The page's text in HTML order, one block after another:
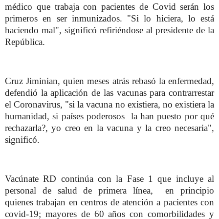
médico que trabaja con pacientes de Covid serán los
primeros en ser inmunizados. "Si lo hiciera, lo está
haciendo mal", significó refiriéndose al presidente de la
República.
Cruz Jiminian, quien meses atrás rebasó la enfermedad,
defendió la aplicación de las vacunas para contrarrestar
el Coronavirus, "si la vacuna no existiera, no existiera la
humanidad, si países poderosos la han puesto por qué
rechazarla?, yo creo en la vacuna y la creo necesaria",
significó.
Vacúnate RD continúa con la Fase 1 que incluye al
personal de salud de primera línea, en principio
quienes trabajan en centros de atención a pacientes con
covid-19; mayores de 60 años con comorbilidades y